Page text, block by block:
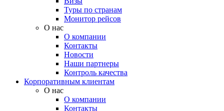
Туры по странам
Монитор рейсов
О нас
О компании
Контакты
Новости
Наши партнеры
Контроль качества
Корпоративным клиентам
О нас
О компании
Контакты